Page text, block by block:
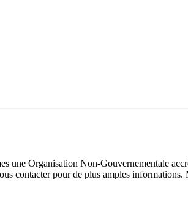
une Organisation Non-Gouvernementale
contacter pour de plus amples